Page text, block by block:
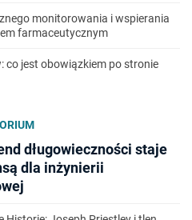
monitorowania i wspierania
farmaceutycznym
co jest obowiązkiem po stronie
długowieczności staje
dla inżynierii